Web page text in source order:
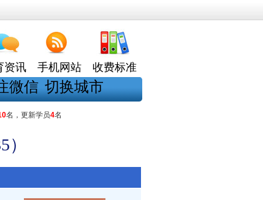
资讯 手机网站 收费标准
微信 切换城市
名，更新学员4名